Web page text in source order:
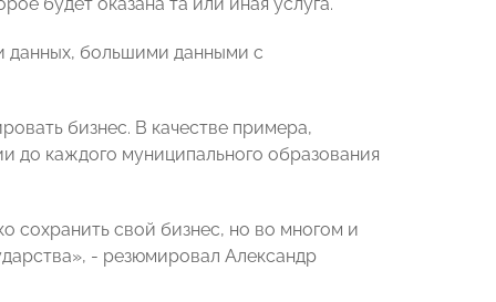
данных, большими данными с
бизнес. В качестве примера,
до каждого муниципального образования
сохранить свой бизнес, но во многом и
- резюмировал Александр